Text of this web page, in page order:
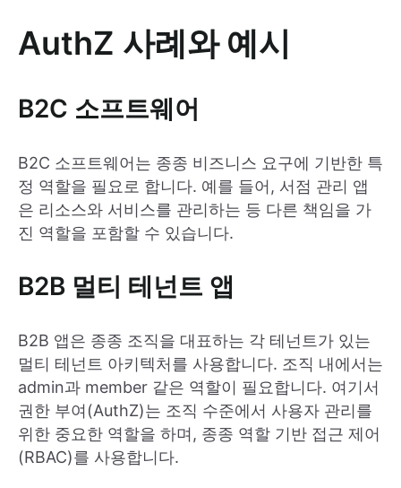
AuthZ 사례와 예시
B2C 소프트웨어
B2C 소프트웨어는 종종 비즈니스 요구에 기반한 특
정 역할을 필요로 합니다. 예를 들어, 서점 관리 앱
은 리소스와 서비스를 관리하는 등 다른 책임을 가
진 역할을 포함할 수 있습니다.
B2B 멀티 테넌트 앱
B2B 앱은 종종 조직을 대표하는 각 테넌트가 있는
멀티 테넌트 아키텍처를 사용합니다. 조직 내에서는
admin과 member 같은 역할이 필요합니다. 여기서
권한 부여(AuthZ)는 조직 수준에서 사용자 관리를
위한 중요한 역할을 하며, 종종 역할 기반 접근 제어
(RBAC)를 사용합니다.